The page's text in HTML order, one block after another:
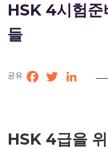
HSK 4시험준
들
공유 Facebook
Twitter
HSK 4급을